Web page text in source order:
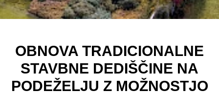
OBNOVA TRADICIONALNE
STAVBNE DEDIŠČINE NA
PODEŽELJU Z MOŽNOSTJO